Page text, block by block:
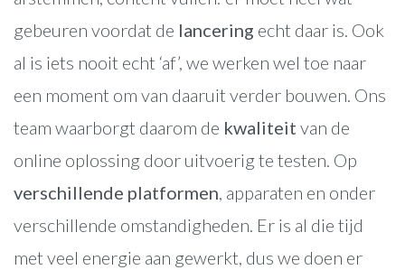
gebeuren voordat de lancering echt daar is. Ook
al is iets nooit echt ‘af’, we werken wel toe naar
een moment om van daaruit verder bouwen. Ons
team waarborgt daarom de kwaliteit van de
online oplossing door uitvoerig te testen. Op
verschillende platformen, apparaten en onder
verschillende omstandigheden. Er is al die tijd
met veel energie aan gewerkt, dus we doen er